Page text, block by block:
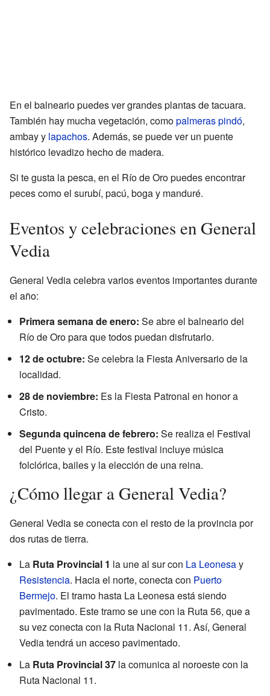
En el balneario puedes ver grandes plantas de tacuara.
También hay mucha vegetación, comopalmeras pindó,
ambay y lapachos. Además, se puede ver un puente
histórico levadizo hecho de madera.
Si te gusta la pesca, en el Río de Oro puedes encontrar
peces como el surubí, pacú, boga y manduré.
Eventos y celebraciones en General
Vedia
General Vedia celebra varios eventos importantes durante
el año:
Primera semana de enero: Se abre el balneario del
Río de Oro para que todos puedan disfrutarlo.
12 de octubre: Se celebra la Fiesta Aniversario de la
localidad.
28 de noviembre: Es la Fiesta Patronal en honor a
Cristo.
Segunda quincena de febrero: Se realiza el Festival
del Puente y el Río. Este festival incluye música
folclórica, bailes y la elección de una reina.
¿Cómo llegar a General Vedia?
General Vedia se conecta con el resto de la provincia por
dos rutas de tierra.
La Ruta Provincial 1 la une al sur con La Leonesay
Resistencia. Hacia el norte, conecta con Puerto
Bermejo. El tramo hasta La Leonesa está siendo
pavimentado. Este tramo se une con la Ruta 56, que a
su vez conecta con la Ruta Nacional 11. Así, General
Vedia tendrá un acceso pavimentado.
La Ruta Provincial 37 la comunica al noroeste con la
Ruta Nacional 11.